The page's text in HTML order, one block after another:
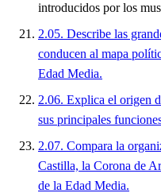
introducidos por los
2.05. Describe las
conducen al mapa
Edad Media.
2.06. Explica el origen
sus principales
2.07. Compara la
Castilla, la Corona de
de la Edad Media.